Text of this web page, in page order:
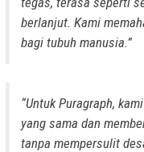
berlanjut. Kami
bagi tubuh manusia.”
“Untuk Puragraph,
yang sama dan
tanpa mempersulit